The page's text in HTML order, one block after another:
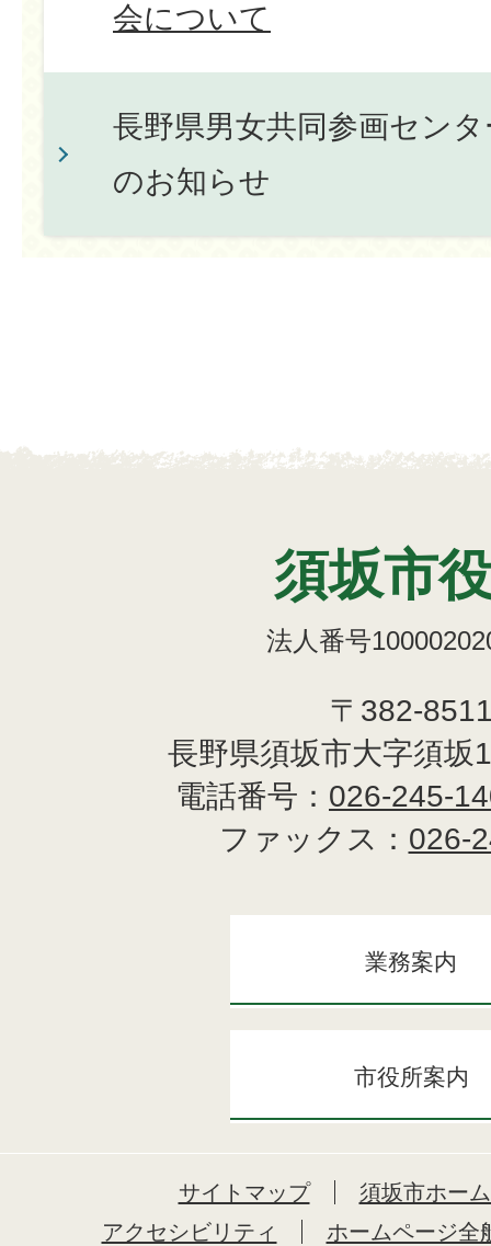
会について
長野県男女共同参画セン
のお知らせ
須坂市
法人番号
〒382-
長野県須坂市大字須坂
電話番号： 026-245-
ファックス： 026-
業務案内
市役所案内
サイトマップ
須坂市ホー
アクセシビリティ
ホームページ全